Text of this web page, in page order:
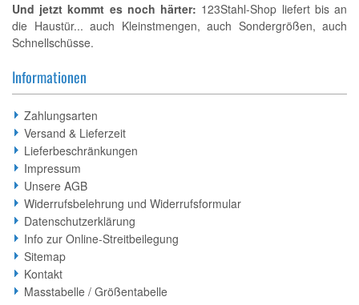
Und jetzt kommt es noch härter: 123Stahl-Shop liefert bis an
die Haustür... auch Kleinstmengen, auch Sondergrößen, auch
Schnellschüsse.
Informationen
Zahlungsarten
Versand & Lieferzeit
Lieferbeschränkungen
Impressum
Unsere AGB
Widerrufsbelehrung und Widerrufsformular
Datenschutzerklärung
Info zur Online-Streitbeilegung
Sitemap
Kontakt
Masstabelle / Größentabelle